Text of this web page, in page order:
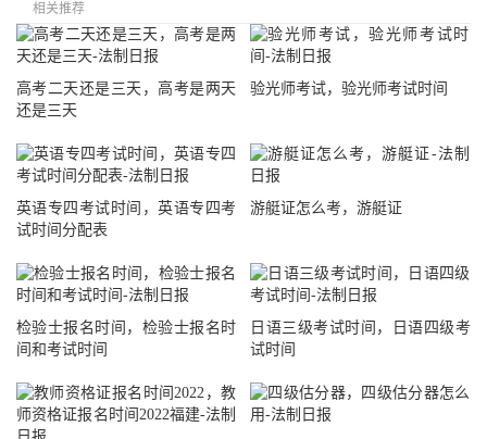
相关推荐
高考二天还是三天，高考是两天
还是三天
验光师考试，验光师考试时间
英语专四考试时间，英语专四考
试时间分配表
游艇证怎么考，游艇证
检验士报名时间，检验士报名时
间和考试时间
日语三级考试时间，日语四级考
试时间